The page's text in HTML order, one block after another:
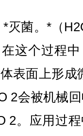
灭菌。*（
这个过程
表面上形成
2会被机械
2。应用过